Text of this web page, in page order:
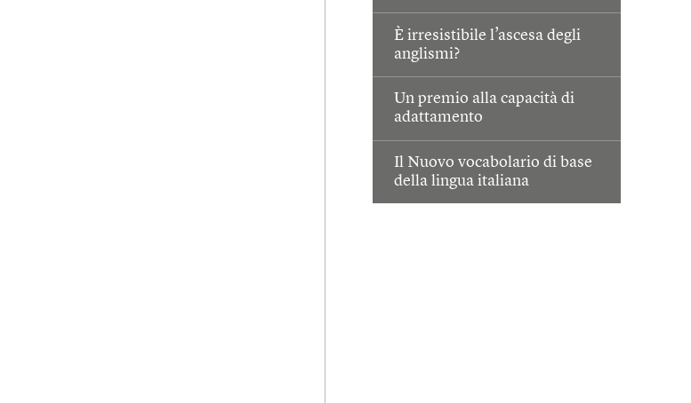
È irresistibile l’ascesa degli
anglismi?
Un premio alla capacità di
adattamento
Il Nuovo vocabolario di base
della lingua italiana